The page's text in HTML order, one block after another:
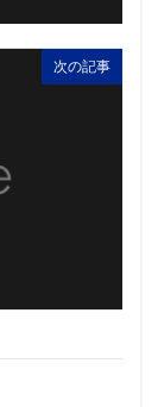
次の記事